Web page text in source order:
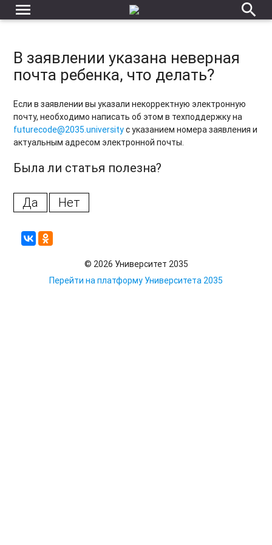
menu
регионе, а образовательная организация находится в
Когда будет готов сертификат по проекту «Код будущего»
?
В течение какого срока мне нужно пройти единое
вступительное испытание?
search
В заявлении указана неверная
почта ребенка, что делать?
Если в заявлении вы указали некорректную электронную
почту, необходимо написать об этом в техподдержку на
futurecode@2035.universityс указанием номера заявления и
актуальным адресом электронной почты.
Была ли статья полезна?
Да Нет
© 2026 Университет 2035
Перейти на платформу Университета 2035